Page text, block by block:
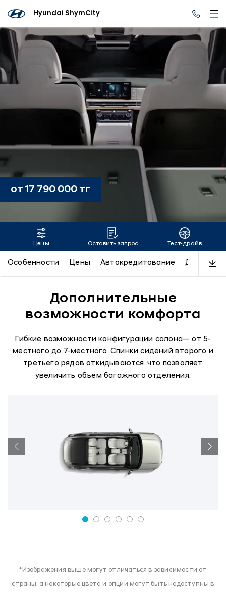
Hyundai ShymCity
SANTA FE
от 17 790 000 тг
Цены Оставить запрос Тест-драйв
Особенности Цены Автокредитование Дизайн
Дополнительные
возможности комфорта
Гибкие возможности конфигурации салона— от 5-
местного до 7-местного. Спинки сидений второго и
третьего рядов откидываются, что позволяет
увеличить объем багажного отделения.
*Изображения выше могут отличаться в зависимости от
страны, а некоторые цвета и опции могут быть недоступны в